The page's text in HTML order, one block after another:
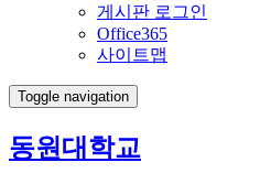
게시판 로그인
Office365
사이트맵
Toggle navigation
동원대학교